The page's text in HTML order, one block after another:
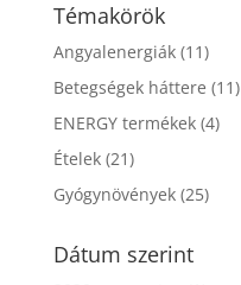
Témakörök
Angyalenergiák(11)
Betegségek háttere (11)
ENERGY termékek(4)
Ételek(21)
Gyógynövények(25)
Dátum szerint